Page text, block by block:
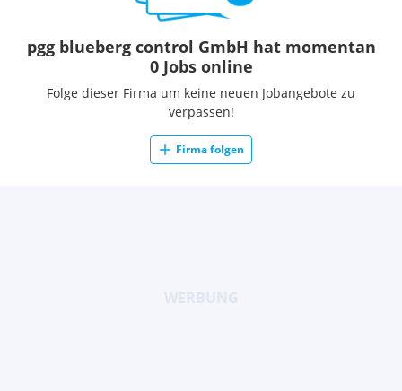
pgg blueberg control GmbH hat momentan
0 Jobs online
Folge dieser Firma um keine neuen Jobangebote zu
verpassen!
Firma folgen